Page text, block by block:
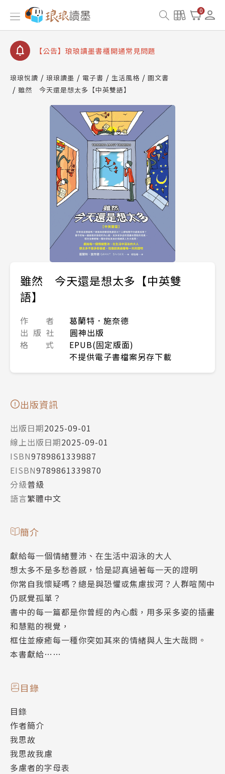
0
【公告】琅琅讀墨數位閱讀資產合併與書櫃開通申請
【公告】琅琅讀墨書櫃開通常見問題
【公告】琅琅讀墨 3 分鐘完成書櫃開通與資產合併申
請圖文教學
查詢
【公告】琅琅讀墨數位閱讀資產合併與書櫃開通申請
琅琅悅讀 琅琅讀墨 電子書 生活風格
圖文書
雖然 今天還是想太多【中英雙語】
雖然 今天還是想太多【中英雙
語】
作 者
葛蘭特．施奈德
出 版 社
圓神出版
格 式
EPUB(固定版面)
不提供電子書檔案另存下載
出版資訊
出版日期2025-09-01
線上出版日期2025-09-01
ISBN9789861339887
EISBN9789861339870
分級普級
語言繁體中文
簡介
獻給每一個情緒豐沛、在生活中泅泳的大人
想太多不是多愁善感，恰是認真過著每一天的證明
你常自我懷疑嗎？總是與恐懼或焦慮拔河？人群喧鬧中
仍感覺孤單？
書中的每一篇都是你曾經的內心戲，用多采多姿的插畫
和慧黠的視覺，
框住並療癒每一種你突如其來的情緒與人生大哉問。
本書獻給……
目錄
目錄
作者簡介
我思故
我思故我慮
多慮者的字母表